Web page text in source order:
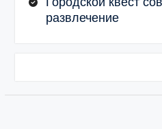
развлечение